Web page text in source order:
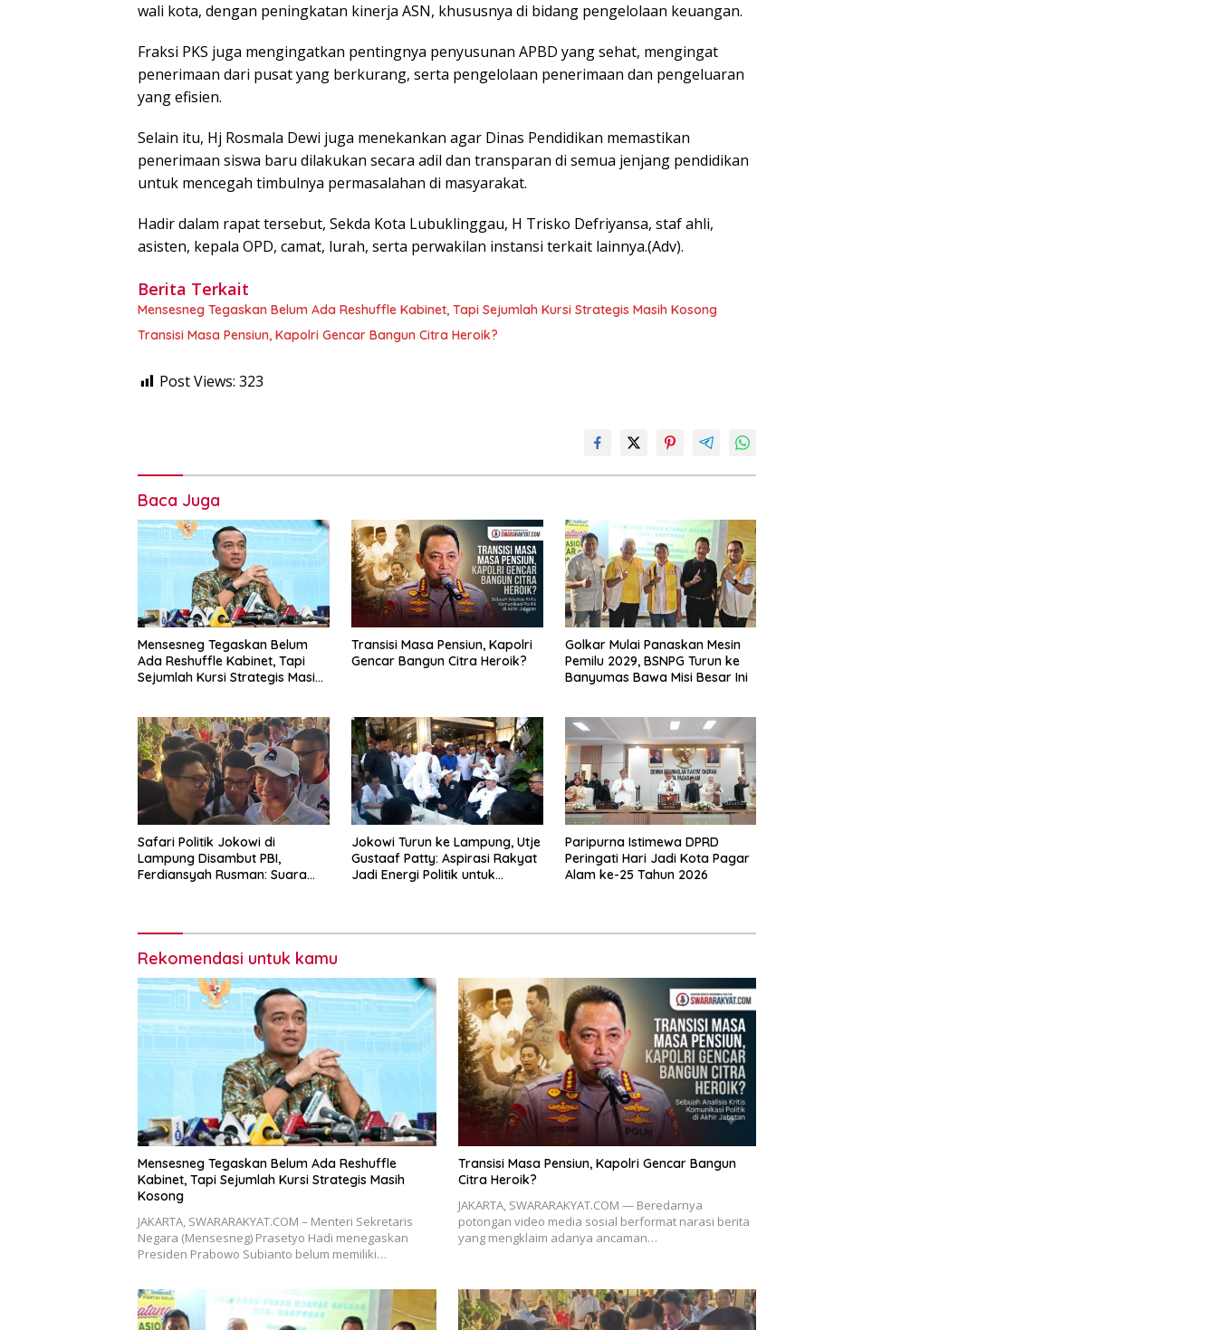
wali kota, dengan peningkatan kinerja ASN, khususnya di bidang pengelolaan keuangan.
Fraksi PKS juga mengingatkan pentingnya penyusunan APBD yang sehat, mengingat
penerimaan dari pusat yang berkurang, serta pengelolaan penerimaan dan pengeluaran
yang efisien.
Selain itu, Hj Rosmala Dewi juga menekankan agar Dinas Pendidikan memastikan
penerimaan siswa baru dilakukan secara adil dan transparan di semua jenjang pendidikan
untuk mencegah timbulnya permasalahan di masyarakat.
Hadir dalam rapat tersebut, Sekda Kota Lubuklinggau, H Trisko Defriyansa, staf ahli,
asisten, kepala OPD, camat, lurah, serta perwakilan instansi terkait lainnya.(Adv).
Berita Terkait
Mensesneg Tegaskan Belum Ada Reshuffle Kabinet, Tapi Sejumlah Kursi Strategis Masih Kosong
Transisi Masa Pensiun, Kapolri Gencar Bangun Citra Heroik?
Post Views: 323
Baca Juga
Mensesneg Tegaskan Belum
Ada Reshuffle Kabinet, Tapi
Sejumlah Kursi Strategis Masih
Transisi Masa Pensiun, Kapolri
Gencar Bangun Citra Heroik?
Golkar Mulai Panaskan Mesin
Pemilu 2029, BSNPG Turun ke
Banyumas Bawa Misi Besar Ini
Safari Politik Jokowi di
Lampung Disambut PBI,
Ferdiansyah Rusman: Suara
Jokowi Turun ke Lampung, Utje
Gustaaf Patty: Aspirasi Rakyat
Jadi Energi Politik untuk
Paripurna Istimewa DPRD
Peringati Hari Jadi Kota Pagar
Alam ke-25 Tahun 2026
Rekomendasi untuk kamu
Mensesneg Tegaskan Belum Ada Reshuffle
Kabinet, Tapi Sejumlah Kursi Strategis Masih
Kosong
JAKARTA, SWARARAKYAT.COM – Menteri Sekretaris
Negara (Mensesneg) Prasetyo Hadi menegaskan
Presiden Prabowo Subianto belum memiliki…
Transisi Masa Pensiun, Kapolri Gencar Bangun
Citra Heroik?
JAKARTA, SWARARAKYAT.COM — Beredarnya
potongan video media sosial berformat narasi berita
yang mengklaim adanya ancaman…